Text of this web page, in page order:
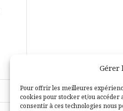
Gérer
Pour offrir les meilleures
cookies pour stocker et/ou
consentir à ces technologies nous